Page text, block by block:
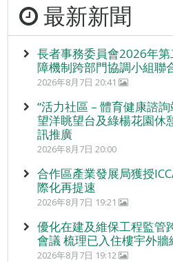
最新新聞
長者事務委員會2026年
障機制跨部門協調小組聯
2026年8月7日 20:41
“活力社區 – 體育健康諮
望洋眺望台及綠楊花園休
訊推廣
2026年8月7日 20:00
合作區產業發展局獲授
際化再提速
2026年8月7日 19:21
優化在建及維保工程監管
會議 梳理已入住樓宇外
2026年8月7日 19:12